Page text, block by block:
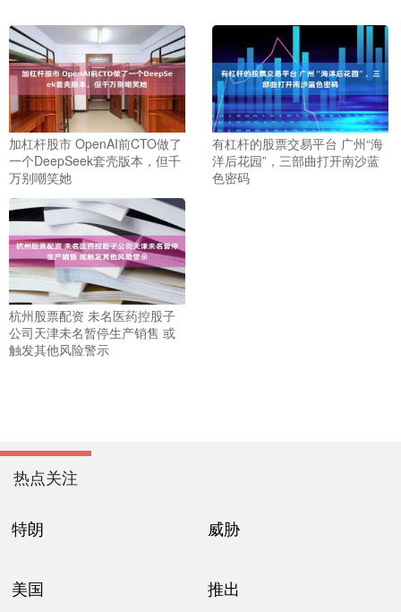
加杠杆股市 OpenAI前CTO做了
一个DeepSeek套壳版本，但千
万别嘲笑她
有杠杆的股票交易平台 广州“海
洋后花园”，三部曲打开南沙蓝
色密码
杭州股票配资 未名医药控股子
公司天津未名暂停生产销售 或
触发其他风险警示
热点关注
特朗 威胁
美国 推出